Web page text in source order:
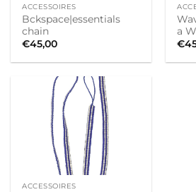
ACCESSOIRES
Bckspace|essentials
chain
€45,00
a
€
ACCESSOIRES